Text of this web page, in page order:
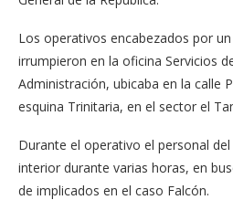
Los operativos encabe­zados por
irrumpieron en la oficina Servicios
Administración, ubicaba en la calle
esquina Tri­nitaria, en el sector el
Durante el operativo el personal del
interior durante varias horas, en
de im­plicados en el caso Falcón.